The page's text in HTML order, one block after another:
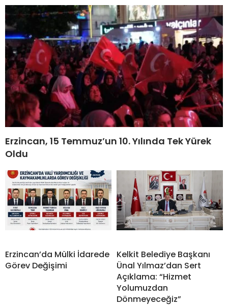
Erzincan, 15 Temmuz’un 10. Yılında Tek Yürek
Oldu
Erzincan’da Mülki İdarede
Görev Değişimi
Kelkit Belediye Başkanı
Ünal Yılmaz’dan Sert
Açıklama: “Hizmet
Yolumuzdan
Dönmeyeceğiz”